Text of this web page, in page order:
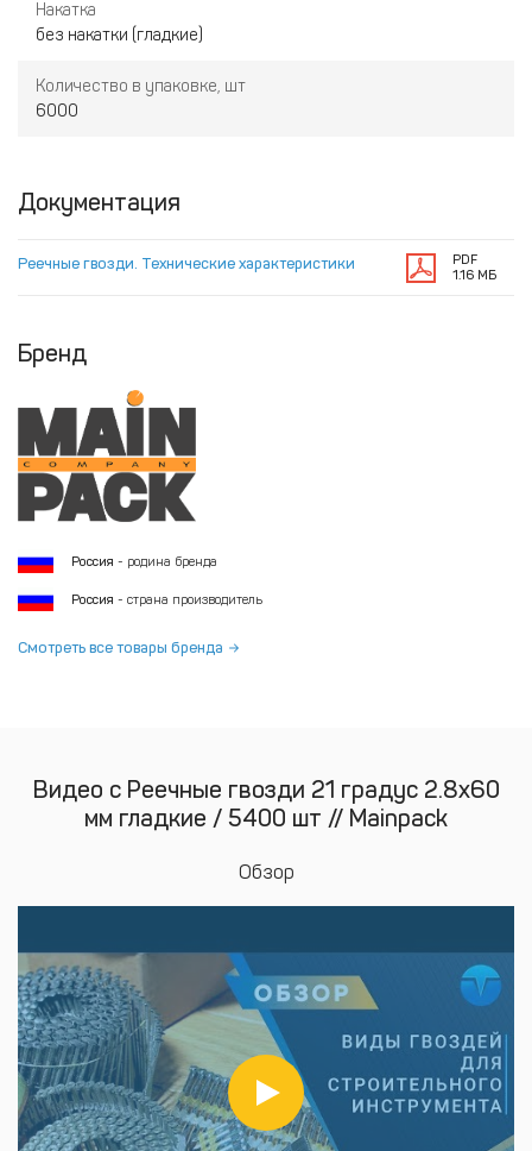
Накатка
без накатки (гладкие)
Количество в упаковке, шт
6000
Документация
Реечные гвозди. Технические характеристики
PDF
1.16 МБ
Бренд
Россия - родина бренда
Россия - страна производитель
Смотреть все товары бренда
Видео с Реечные гвозди 21 градус 2.8х60
мм гладкие / 5400 шт // Mainpack
Обзор